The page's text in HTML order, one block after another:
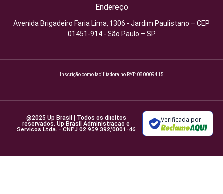
Endereço
Avenida Brigadeiro Faria Lima, 1306 - Jardim Paulistano – CEP
01451-914 - São Paulo – SP
Inscrição como facilitadora no PAT: 080009415
@2025 Up Brasil | Todos os direitos
reservados. Up Brasil Administracao e
Servicos Ltda. - CNPJ 02.959.392/0001-46
Verificada por